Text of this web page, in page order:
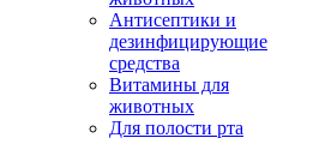
Антисептики и
дезинфицирующие
средства
Витамины для
животных
Для полости рта